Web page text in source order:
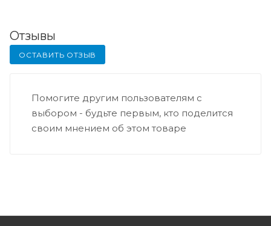
Отзывы
ОСТАВИТЬ ОТЗЫВ
Помогите другим пользователям с
выбором - будьте первым, кто поделится
своим мнением об этом товаре